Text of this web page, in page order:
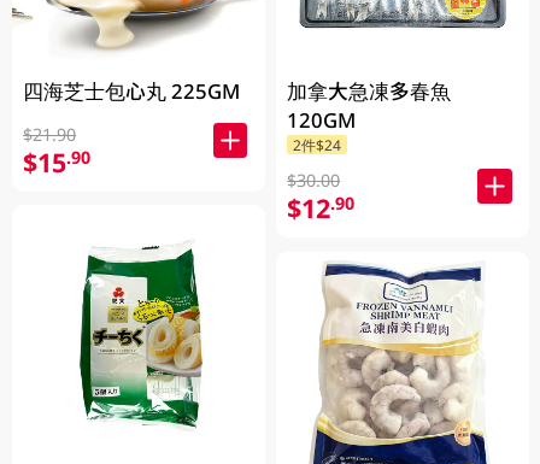
四海芝士包心丸 225GM
$21.90
$15.90
加拿大急凍多春魚
120GM
2件$24
$30.00
$12.90